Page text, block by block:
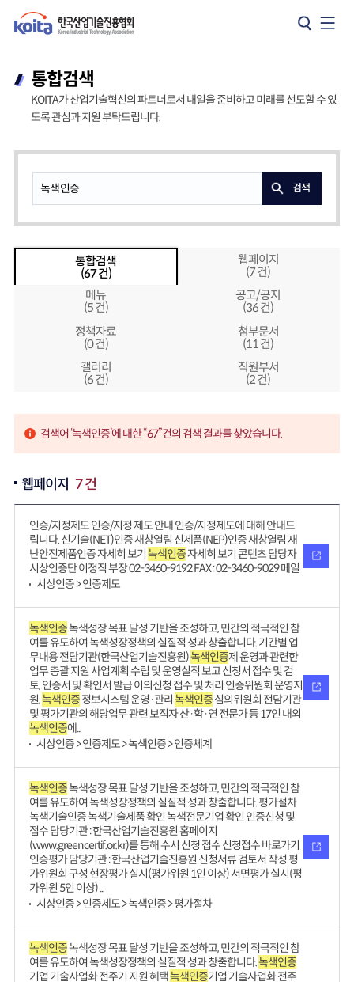
통합검색
KOITA가 산업기술혁신의 파트너로서 내일을 준비하고 미래를 선도할 수 있
도록 관심과 지원 부탁드립니다.
검색
통합검색
(67 건)
웹페이지
(7 건)
메뉴
(5 건)
공고/공지
(36 건)
정책자료
(0 건)
첨부문서
(11 건)
갤러리
(6 건)
직원부서
(2 건)
검색어 ‘녹색인증’에 대한 “67”건의 검색 결과를 찾았습니다.
웹페이지 7 건
인증/지정제도 인증/지정 제도 안내 인증/지정제도에 대해 안내드
립니다. 신기술(NET)인증 새창열림 신제품(NEP)인증 새창열림 재
난안전제품인증 자세히 보기녹색인증자세히 보기 콘텐츠 담당자
시상인증단 이정직 부장 02-3460-9192 FAX : 02-3460-9029 메일
시상인증 > 인증제도
녹색인증녹색성장 목표 달성 기반을 조성하고, 민간의 적극적인 참
여를 유도하여 녹색성장정책의 실질적 성과 창출합니다. 기간별 업
무내용 전담기관(한국산업기술진흥원)녹색인증제 운영과 관련한
업무 총괄 지원 사업계획 수립 및 운영실적 보고 신청서 접수 및 검
토, 인증서 및 확인서 발급 이의신청 접수 및 처리 인증위원회 운영지
원,녹색인증정보시스템 운영·관리녹색인증심의위원회 전담기관
및 평가기관의 해당업무 관련 보직자 산·학·연 전문가 등 17인 내외
녹색인증에...
시상인증 > 인증제도 > 녹색인증 > 인증체계
녹색인증녹색성장 목표 달성 기반을 조성하고, 민간의 적극적인 참
여를 유도하여 녹색성장정책의 실질적 성과 창출합니다. 평가절차
녹색기술인증 녹색기술제품 확인 녹색전문기업 확인 인증신청 및
접수 담당기관 : 한국산업기술진흥원 홈페이지
(www.greencertif.or.kr)를 통해 수시 신청 접수 신청접수 바로가기
인증평가 담당기관 : 한국산업기술진흥원 신청서류 검토서 작성 평
가위원회 구성 현장평가 실시(평가위원 1인 이상) 서면평가 실시(평
가위원 5인 이상) ...
시상인증 > 인증제도 > 녹색인증 > 평가절차
녹색인증녹색성장 목표 달성 기반을 조성하고, 민간의 적극적인 참
여를 유도하여 녹색성장정책의 실질적 성과 창출합니다.녹색인증
기업 기술사업화 전주기 지원 혜택녹색인증기업 기술사업화 전주